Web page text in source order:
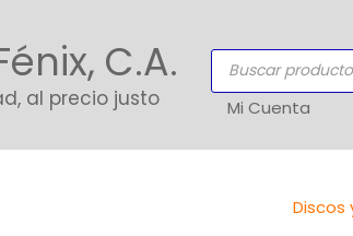
C.A.
al precio justo
Búsqueda
de
productos
Mi Cuenta
Discos
Disco